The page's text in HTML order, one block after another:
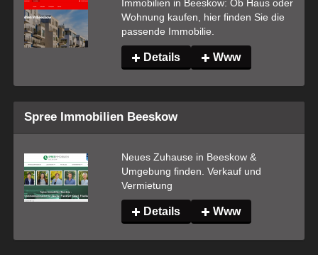
Immobilien in Beeskow: Ob Haus oder
Wohnung kaufen, hier finden Sie die
passende Immobilie.
Details Www
Spree Immobilien Beeskow
Neues Zuhause in Beeskow &
Umgebung finden. Verkauf und
Vermietung
Details Www